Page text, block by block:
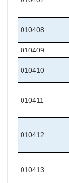
010408
010409
010410
010411
010412
010413